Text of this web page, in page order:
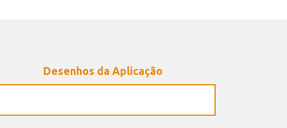
Desenhos da Aplicação